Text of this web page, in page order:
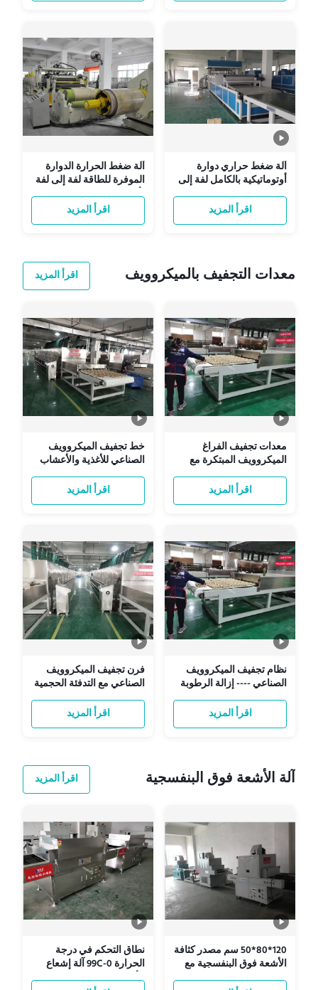
آلة ضغط حراري دوارة
أوتوماتيكية بالكامل لفة إلى
لفة 380 فولت / 410 فولت
اقرأ المزيد
آلة ضغط الحرارة الدوارة
الموفرة للطاقة لفة إلى لفة
لألواح الكؤوس
اقرأ المزيد
معدات التجفيف بالميكروويف اقرأ المزيد
معدات تجفيف الفراغ
الميكروويف المبتكرة مع
مجموعة واسعة من درجات
اقرأ المزيد
خط تجفيف الميكروويف
الصناعي للأغذية والأعشاب ‬
تصميم نفق مستمر مع طاقة
قابلة للتخصيص
اقرأ المزيد
نظام تجفيف الميكروويف
الصناعي ---- إزالة الرطوبة
عالية الكفاءة للغبار
والحبيباتاقرأ المزيد
فرن تجفيف الميكروويف
الصناعي مع التدفئة الحجمية
المستمرة من نوع الحزام
ومخرج الطاقة القابل
للتخصيص
اقرأ المزيد
آلة الأشعة فوق البنفسجية اقرأ المزيد
120*80*50 سم مصدر كثافة
الأشعة فوق البنفسجية مع
دقة التحكم في توقيت ± 1
نطاق التحكم في درجة
الحرارة 0-99C آلة إشعاع
الأشعة فوق البنفسجية